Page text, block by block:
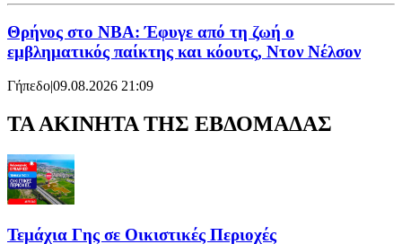
Θρήνος στο NBA: Έφυγε από τη ζωή ο
εμβληματικός παίκτης και κόουτς, Ντον Νέλσον
Γήπεδο|09.08.2026 21:09
ΤΑ ΑΚΙΝΗΤΑ ΤΗΣ ΕΒΔΟΜΑΔΑΣ
Τεμάχια Γης σε Οικιστικές Περιοχές